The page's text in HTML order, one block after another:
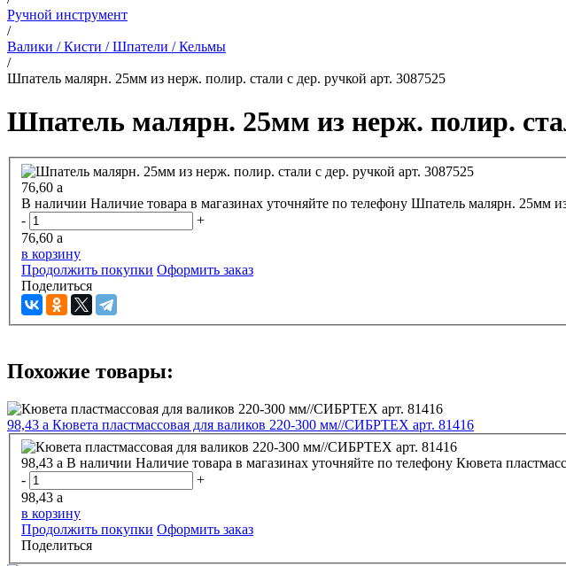
Ручной инструмент
/
Валики / Кисти / Шпатели / Кельмы
/
Шпатель малярн. 25мм из нерж. полир. стали с дер. ручкой арт. 3087525
Шпатель малярн. 25мм из нерж. полир.
76,60 a
В наличии Наличие товара в магазинах уточняйте по телефону
-
+
76,60 a
в корзину
Продолжить покупки Оформить заказ
Поделиться
Похожие товары:
98,43 a Кювета пластмассовая для валиков 220-300 мм//СИБРТЕХ арт. 81416
98,43 a В наличии Наличие товара в магазинах уточняйте по телефону Кювета
-
+
98,43 a
в корзину
Продолжить покупки Оформить заказ
Поделиться